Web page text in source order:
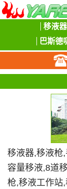
移液器
巴斯德
移液器,移液枪
容量移液,8道
枪,移液工作站